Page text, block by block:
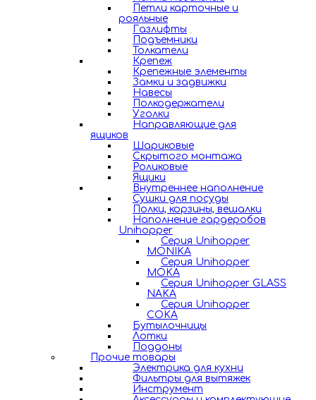
Петли карточные и
рояльные
Газлифты
Подъемники
Толкатели
Крепеж
Крепежные элементы
Замки и задвижки
Навесы
Полкодержатели
Уголки
Направляющие для
ящиков
Шариковые
Скрытого монтажа
Роликовые
Ящики
Внутреннее наполнение
Сушки для посуды
Полки, корзины, вешалки
Наполнение гардеробов
Unihopper
Серия Unihopper
MONIKA
Серия Unihopper
MOKA
Серия Unihopper GLASS
NAKA
Серия Unihopper
COKA
Бутылочницы
Лотки
Поддоны
Прочие товары
Электрика для кухни
Фильтры для вытяжек
Инструмент